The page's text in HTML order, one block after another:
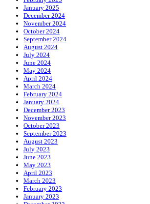
January 2025
December 2024
November 2024
October 2024
September 2024
August 2024
July 2024
June 2024
May 2024
April 2024
March 2024
February 2024
January 2024
December 2023
November 2023
October 2023
September 2023
August 2023
July 2023
June 2023
May 2023
April 2023
March 2023
February 2023
January 2023